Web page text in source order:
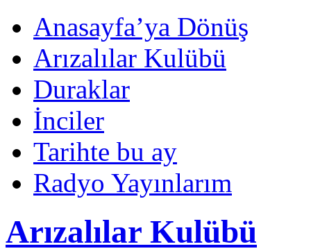
Anasayfa’ya Dönüş
Arızalılar Kulübü
Duraklar
İnciler
Tarihte bu ay
Radyo Yayınlarım
Arızalılar Kulübü